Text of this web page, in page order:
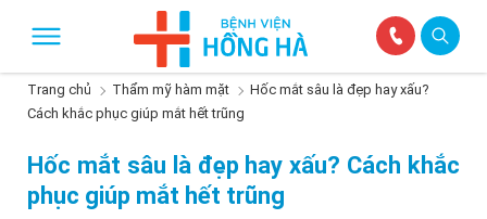
Trang chủ Thẩm mỹ hàm mặt
Hốc mắt sâu là đẹp hay xấu?
Cách khắc phục giúp mắt hết trũng
Hốc mắt sâu là đẹp hay xấu? Cách khắc
phục giúp mắt hết trũng